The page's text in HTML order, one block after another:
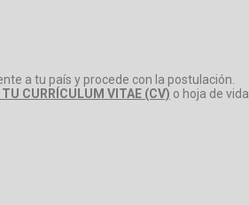
a tu país y procede con la postulación.
CURRÍCULUM VITAE (CV) o hoja de vida.